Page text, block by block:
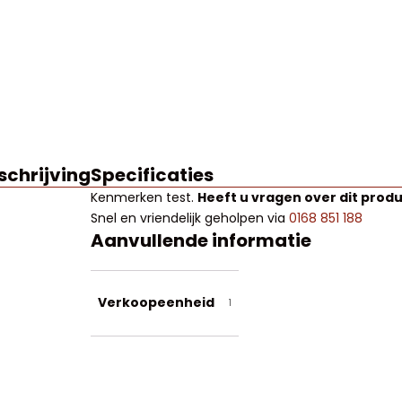
Specificaties
Kenmerken test. Heeft u vragen over dit
Snel en vriendelijk geholpen via 0168 851 188
Aanvullende informatie
Verkoopeenheid 1